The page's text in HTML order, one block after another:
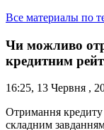
Все материалы по
Чи можливо
кредитним
16:25, 13 Червня ,
Отримання
складним